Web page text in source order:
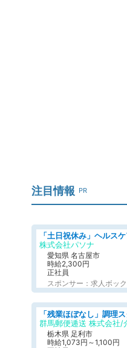
注目情報 PR
株式会社パソナ
愛知県 名古屋市
時給2,300円
正社員
スポンサー：求人ボッ
栃木県 足利市
時給1,073円～1,100円